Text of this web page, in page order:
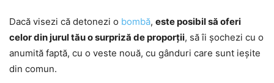
Dacă visezi că detonezi o bombă, este posibil să oferi
celor din jurul tău o surpriză de proporții, să îi șochezi cu o
anumită faptă, cu o veste nouă, cu gânduri care sunt ieșite
din comun.